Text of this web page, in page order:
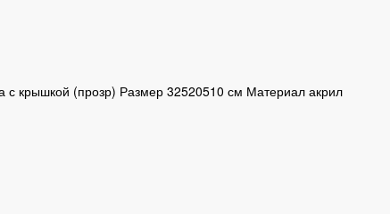
с крышкой (прозр) Размер 32520510 см Материал акрил